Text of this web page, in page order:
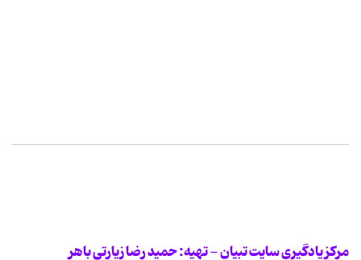
مرکز یادگیری سایت تبیان - تهیه: حمید رضا زیارتی باهر